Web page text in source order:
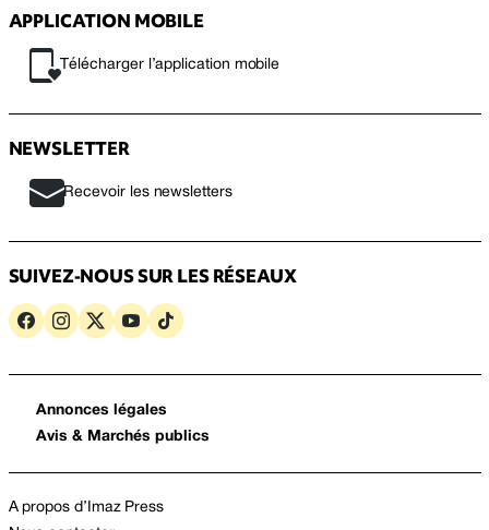
APPLICATION MOBILE
Télécharger l’application mobile
NEWSLETTER
Recevoir les newsletters
SUIVEZ-NOUS SUR LES RÉSEAUX
Annonces légales
Avis & Marchés publics
A propos d’Imaz Press